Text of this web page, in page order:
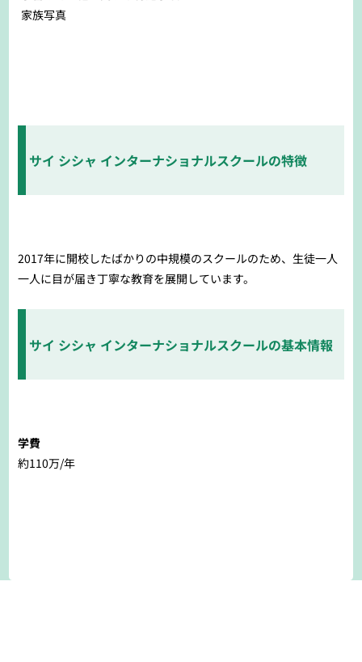
家族写真
サイ シシャ インターナショナルスクールの特徴
2017年に開校したばかりの中規模のスクールのため、生徒一人
一人に目が届き丁寧な教育を展開しています。
サイ シシャ インターナショナルスクールの基本情報
学費
約110万/年